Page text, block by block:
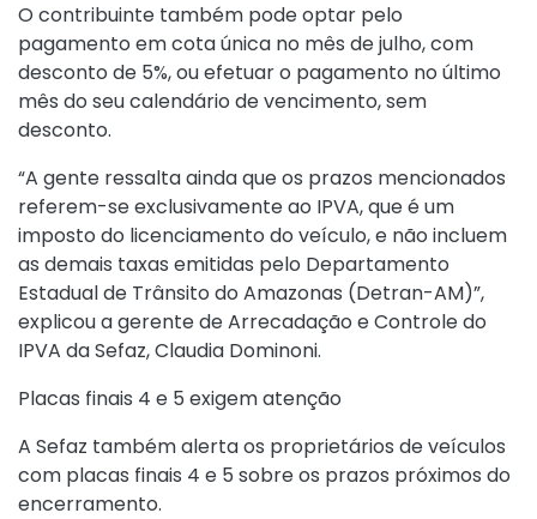
O contribuinte também pode optar pelo
pagamento em cota única no mês de julho, com
desconto de 5%, ou efetuar o pagamento no último
mês do seu calendário de vencimento, sem
desconto.
“A gente ressalta ainda que os prazos mencionados
referem-se exclusivamente ao IPVA, que é um
imposto do licenciamento do veículo, e não incluem
as demais taxas emitidas pelo Departamento
Estadual de Trânsito do Amazonas (Detran-AM)”,
explicou a gerente de Arrecadação e Controle do
IPVA da Sefaz, Claudia Dominoni.
Placas finais 4 e 5 exigem atenção
A Sefaz também alerta os proprietários de veículos
com placas finais 4 e 5 sobre os prazos próximos do
encerramento.